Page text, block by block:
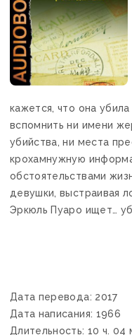
кажется, что она
вспомнить ни имени
убийства, ни места
крохамнужную
обстоятельствами
девушки, выстраивая
Эркюль Пуаро ищет…
Дата перевода: 2017
Дата написания: 1966
Длительность: 10 ч. 04